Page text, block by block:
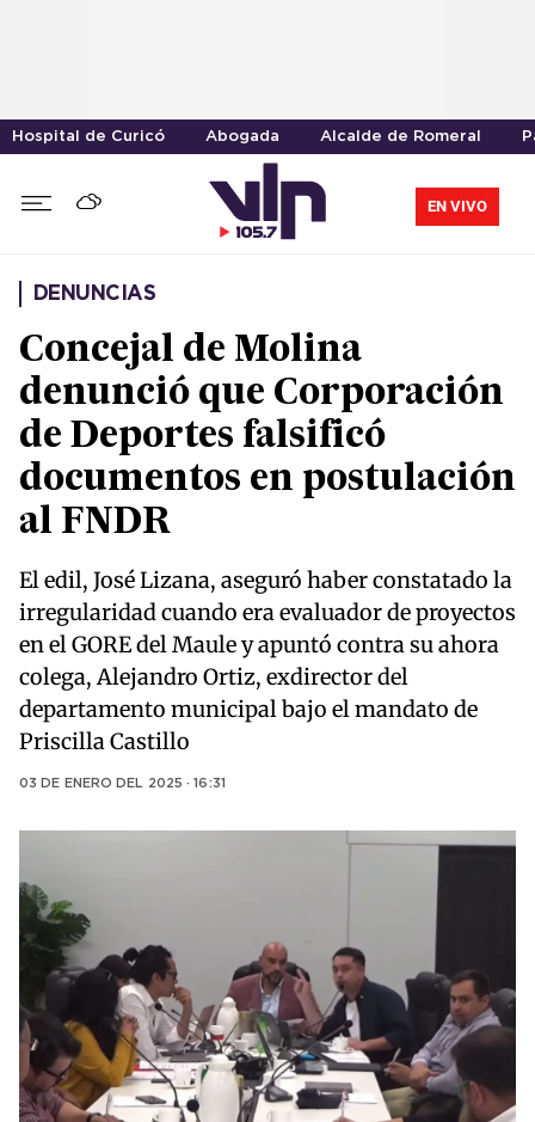
Hospital de Curicó Abogada Alcalde de Romeral
EN VIVO
DENUNCIAS
Concejal de Molina
denunció que Corporación
de Deportes falsificó
documentos en postulación
al FNDR
El edil, José Lizana, aseguró haber constatado la
irregularidad cuando era evaluador de proyectos
en el GORE del Maule y apuntó contra su ahora
colega, Alejandro Ortiz, exdirector del
departamento municipal bajo el mandato de
Priscilla Castillo
03 DE ENERO DEL 2025 · 16:31